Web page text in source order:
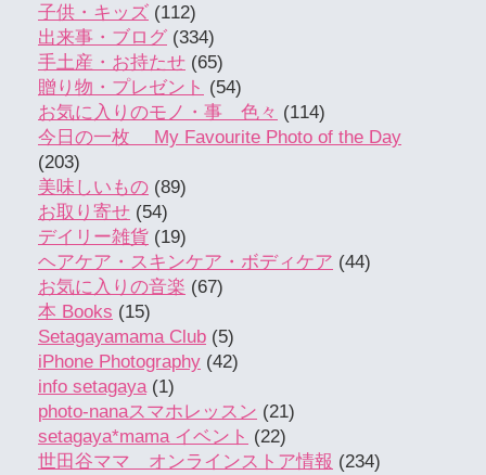
子供・キッズ (112)
出来事・ブログ (334)
手土産・お持たせ (65)
贈り物・プレゼント (54)
お気に入りのモノ・事 色々 (114)
今日の一枚 My Favourite Photo of the Day
(203)
美味しいもの (89)
お取り寄せ (54)
デイリー雑貨 (19)
ヘアケア・スキンケア・ボディケア (44)
お気に入りの音楽 (67)
本 Books (15)
Setagayamama Club (5)
iPhone Photography (42)
info setagaya(1)
photo-nanaスマホレッスン (21)
setagaya*mama イベント (22)
世田谷ママ オンラインストア情報 (234)